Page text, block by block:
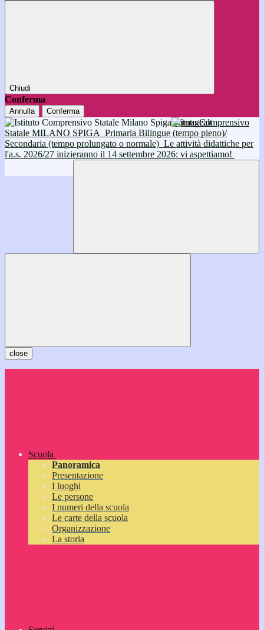
Chiudi
Conferma
Annulla Conferma
Istituto Comprensivo
Statale MILANO SPIGA Primaria Bilingue (tempo pieno)/
Secondaria (tempo prolungato o normale) Le attività didattiche per
l'a.s. 2026/27 inizieranno il 14 settembre 2026: vi aspettiamo!
close
Scuola
Panoramica
Presentazione
I luoghi
Le persone
I numeri della scuola
Le carte della scuola
Organizzazione
La storia